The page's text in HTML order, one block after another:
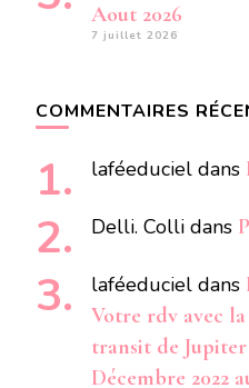
Aout 2026
7 juillet 2026
COMMENTAIRES
laféeduciel dans
Delli. Colli dans
laféeduciel dans
Votre rdv avec
transit de
Décembre 2022